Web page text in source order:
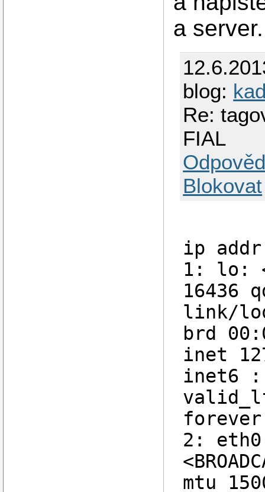
a server.
blog:
Re:
FIAL
Blokovat
ip addr
1: lo:
16436
link/
brd
inet
inet6
forever
2:
mtu